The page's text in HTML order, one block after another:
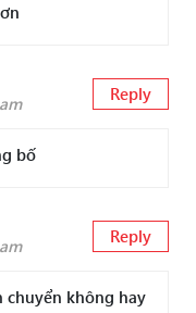
Reply
bố
Reply
chuyển không hay